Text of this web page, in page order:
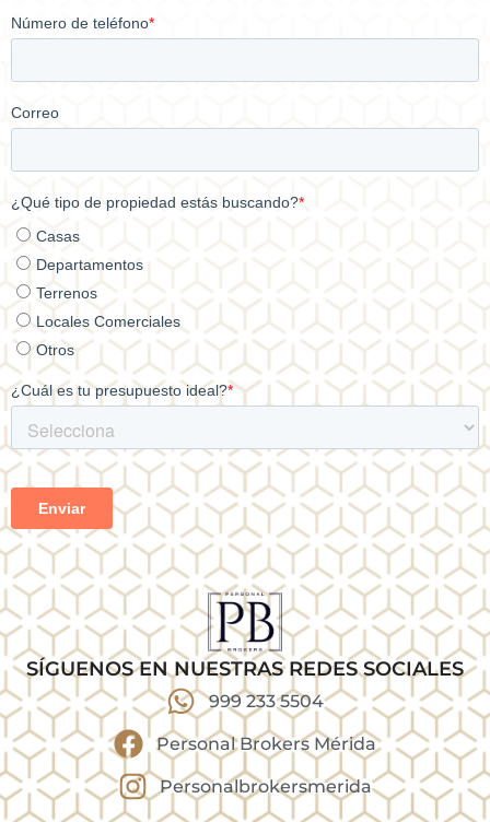
SÍGUENOS EN NUESTRAS REDES SOCIALES
999 233 5504
Personal Brokers Mérida
Personalbrokersmerida